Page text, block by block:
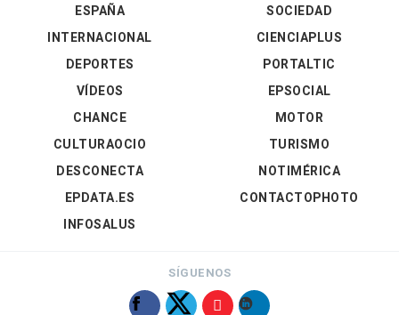
ESPAÑA
INTERNACIONAL
DEPORTES
VÍDEOS
SOCIEDAD
CIENCIAPLUS
PORTALTIC
EPSOCIAL
CHANCE
CULTURAOCIO
DESCONECTA
EPDATA.ES
INFOSALUS
MOTOR
TURISMO
NOTIMÉRICA
CONTACTOPHOTO
SÍGUENOS